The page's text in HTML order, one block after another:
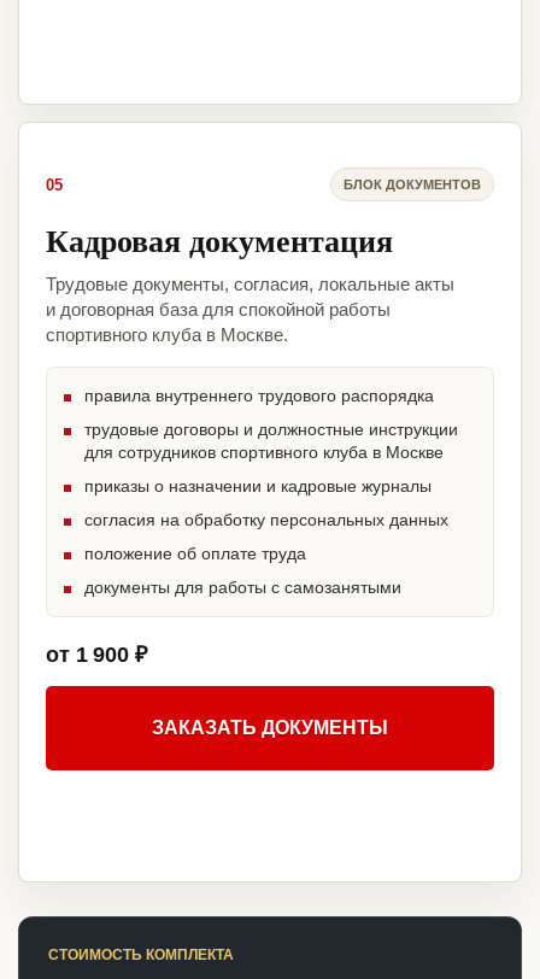
05 БЛОК ДОКУМЕНТОВ
Кадровая документация
Трудовые документы, согласия, локальные акты
и договорная база для спокойной работы
спортивного клуба в Москве.
правила внутреннего трудового распорядка
трудовые договоры и должностные инструкции
для сотрудников спортивного клуба в Москве
приказы о назначении и кадровые журналы
согласия на обработку персональных данных
положение об оплате труда
документы для работы с самозанятыми
от 1 900 ₽
ЗАКАЗАТЬ ДОКУМЕНТЫ
СТОИМОСТЬ КОМПЛЕКТА